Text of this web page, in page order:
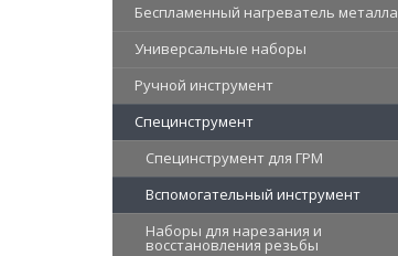
Беспламенный нагреватель металла
Универсальные наборы
Ручной инструмент
Специнструмент
Специнструмент для ГРМ
Вспомогательный инструмент
Наборы для нарезания и
восстановления резьбы